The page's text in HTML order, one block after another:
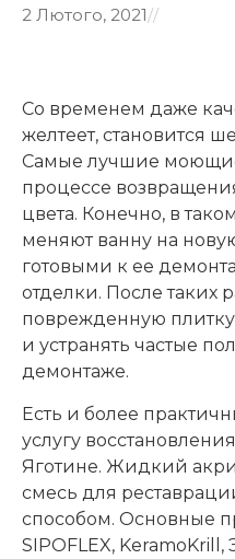
2 Лютого, 2021//
Со временем даже
желтеет, становится
Самые лучшие
процессе
цвета. Конечно, в
меняют ванну на
готовыми к ее
отделки. После таких
поврежденную
и устранять частые
демонтаже.
Есть и более
услугу
Яготине. Жидкий
смесь для
способом. Основные
SIPOFLEX, KeramoKrill,